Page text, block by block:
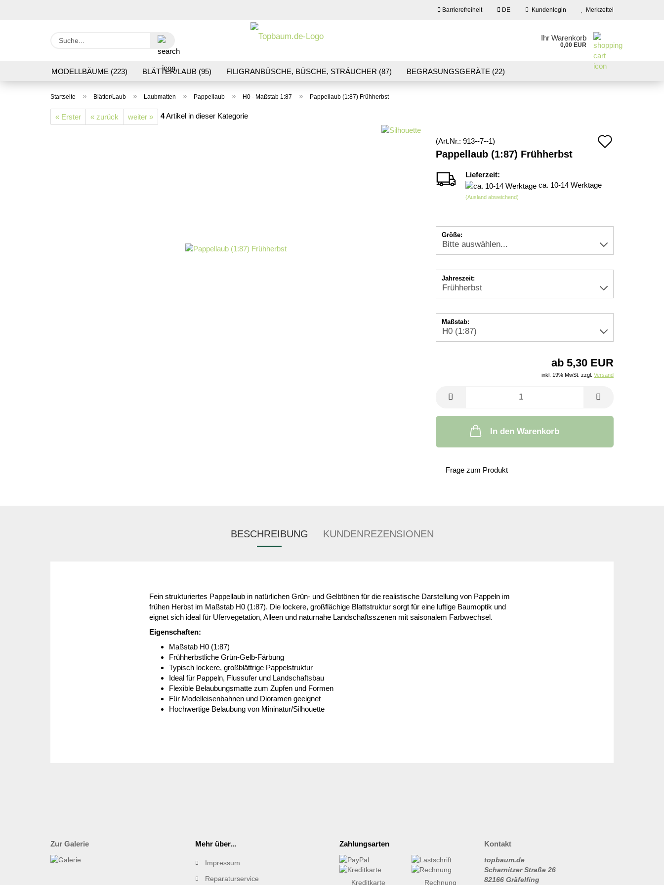
Barrierefreiheit DE Kundenlogin
Konto erstellen
Merkzettel
Ihr Warenkorb
0,00 EUR
MODELLBÄUME (223) BLÄTTER/LAUB (95) FILIGRANBÜSCHE, BÜSCHE, STRÄUCHER (87) BEGRASUNGSGERÄTE (22)
VERARBEITUNG/WERKZEUGE (16)
Startseite » Blätter/Laub » Laubmatten » Pappellaub » H0 - Maßstab 1:87 » Pappellaub (1:87) Frühherbst
« Erster « zurück weiter » 4Artikel in dieser Kategorie
(Art.Nr.: 913--7--1)
Pappellaub (1:87) Frühherbst
Lieferzeit:
ca. 10-14 Werktage
(Ausland abweichend)
Größe:
Jahreszeit:
Maßstab:
ab 5,30 EUR
inkl. 19% MwSt. zzgl. Versand
In den Warenkorb
Frage zum Produkt
BESCHREIBUNG KUNDENREZENSIONEN
Fein strukturiertes Pappellaub in natürlichen Grün- und Gelbtönen für die realistische Darstellung von Pappeln im
frühen Herbst im Maßstab H0 (1:87). Die lockere, großflächige Blattstruktur sorgt für eine luftige Baumoptik und
eignet sich ideal für Ufervegetation, Alleen und naturnahe Landschaftsszenen mit saisonalem Farbwechsel.
Eigenschaften:
Maßstab H0 (1:87)
Frühherbstliche Grün-Gelb-Färbung
Typisch lockere, großblättrige Pappelstruktur
Ideal für Pappeln, Flussufer und Landschaftsbau
Flexible Belaubungsmatte zum Zupfen und Formen
Für Modelleisenbahnen und Dioramen geeignet
Hochwertige Belaubung von Mininatur/Silhouette
Zur Galerie Mehr über...
Impressum
Reparaturservice
Zahlungsarten
Kreditkarte Rechnung
Kontakt
topbaum.de
Scharnitzer Straße 26
82166 Gräfelfing